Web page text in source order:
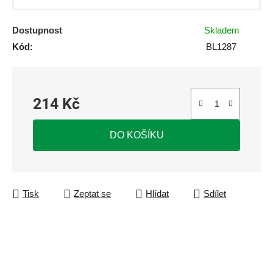
Dostupnost
Skladem
Kód:
BL1287
214 Kč
Měrná cena:
DO KOŠÍKU
Tisk Zeptat se Hlídat Sdílet